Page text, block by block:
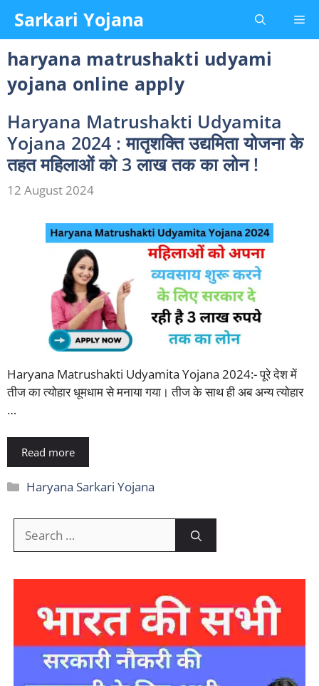
content
Sarkari Yojana
haryana matrushakti udyami
yojana online apply
Haryana Matrushakti Udyamita
Yojana 2024 : मातृशक्ति उद्यमिता योजना के
तहत महिलाओं को 3 लाख तक का लोन !
12 August 2024
Haryana Matrushakti Udyamita Yojana 2024:- पूरे देश में
तीज का त्योहार धूमधाम से मनाया गया। तीज के साथ ही अब अन्य त्योहार
…
Read more
Categories
Haryana Sarkari Yojana
for: